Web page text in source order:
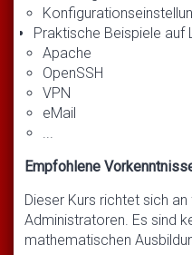
Praktische Beispiele auf
Apache
OpenSSH
VPN
eMail
...
Empfohlene
Dieser Kurs richtet sich
Administratoren. Es sind
mathematischen